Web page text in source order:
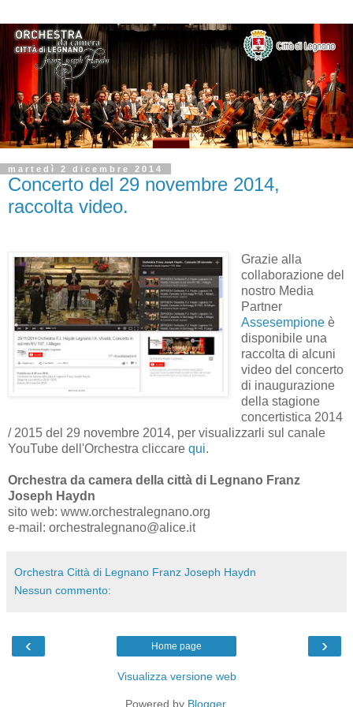
martedì 2 dicembre 2014
Concerto del 29 novembre 2014,
raccolta video.
Grazie alla
collaborazione del
nostro Media
Partner
Assesempioneè
disponibile una
raccolta di alcuni
video del concerto
di inaugurazione
della stagione
concertistica 2014
/ 2015 del 29 novembre 2014, per visualizzarli sul canale
YouTube dell'Orchestra cliccare qui.
Orchestra da camera della città di Legnano Franz
Joseph Haydn
sito web: www.orchestralegnano.org
e-mail: orchestralegnano@alice.it
Orchestra Città di Legnano Franz Joseph Haydn
Nessun commento:
‹ ›
Home page
Visualizza versione web
Powered by Blogger.